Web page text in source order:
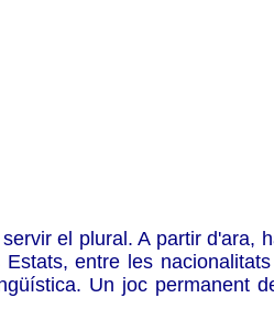
el plural. A partir d'ara,
entre les
Un joc permanent